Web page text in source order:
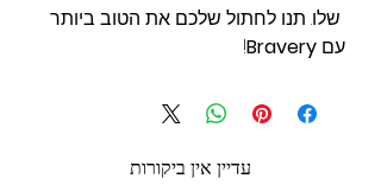
שלו. תנו לחתול שלכם את הטוב ביותר
עם Bravery
!
עדיין אין ביקורות